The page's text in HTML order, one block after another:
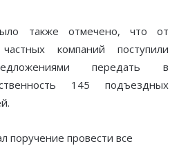
также отмечено, что от
компаний поступили
передать в
145 подъездных
поручение провести все